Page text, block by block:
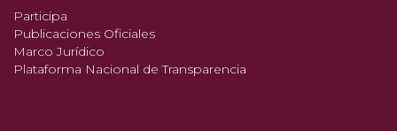
Participa
Publicaciones Oficiales
Marco Jurídico
Plataforma Nacional de Transparencia